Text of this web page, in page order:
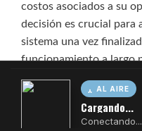
AL AIRE
Cargando...
Conectando...